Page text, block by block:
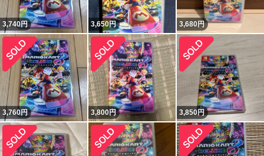
3,740円 3,650円 3,680円
3,760円 3,800円 3,850円